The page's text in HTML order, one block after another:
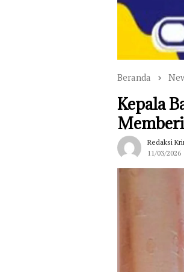
Beranda
Kepala
Redaksi
11/03/2026